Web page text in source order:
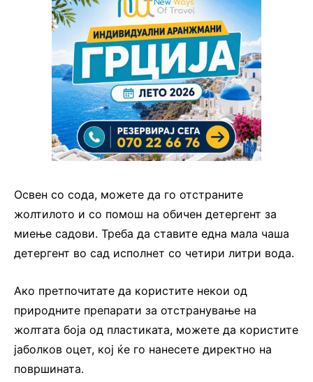
Освен со сода, можете да го отстраните
жолтилото и со помош на обичен детергент за
миење садови. Треба да ставите една мала чаша
детергент во сад исполнет со четири литри вода.
Ако претпочитате да користите некои од
природните препарати за отстранување на
жолтата боја од пластиката, можете да користите
јаболков оцет, кој ќе го нанесете директно на
површината.